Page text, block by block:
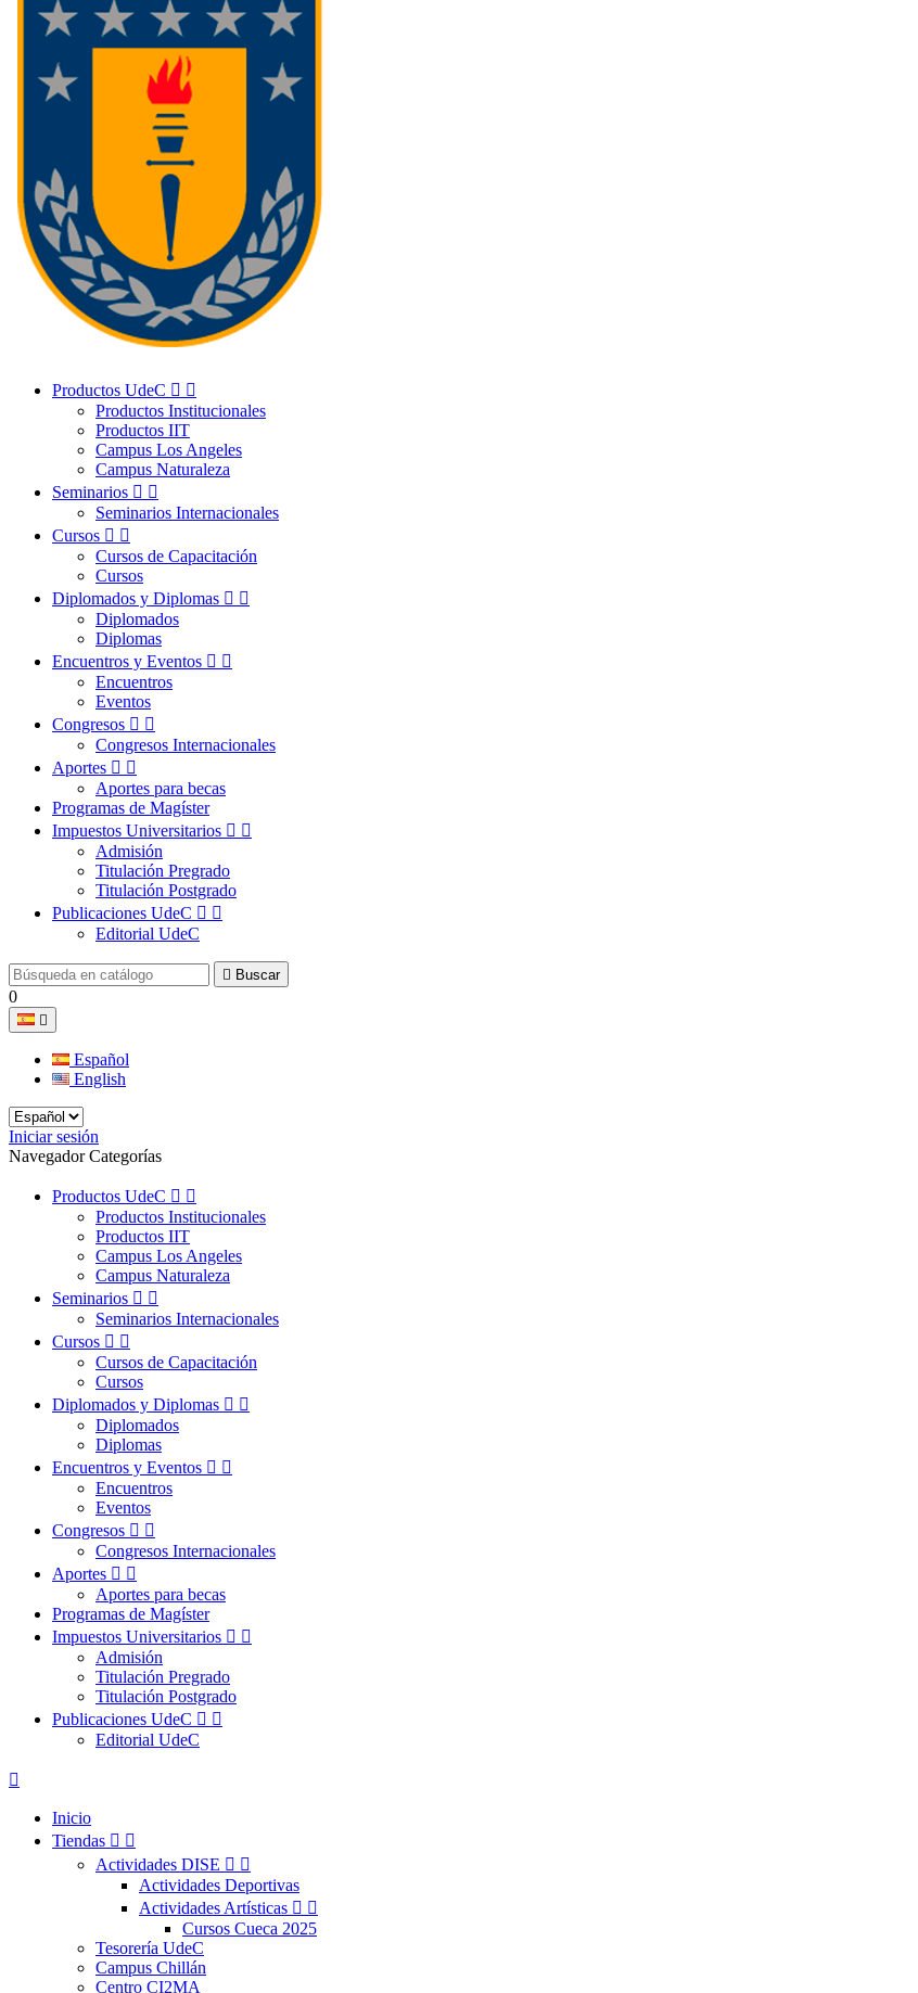
Productos UdeC  
Productos Institucionales
Productos IIT
Campus Los Angeles
Campus Naturaleza
Seminarios  
Seminarios Internacionales
Cursos  
Cursos de Capacitación
Cursos
Diplomados y Diplomas  
Diplomados
Diplomas
Encuentros y Eventos  
Encuentros
Eventos
Congresos  
Congresos Internacionales
Aportes  
Aportes para becas
Programas de Magíster
Impuestos Universitarios  
Admisión
Titulación Pregrado
Titulación Postgrado
Publicaciones UdeC  
Editorial UdeC
 Buscar
0

Español
English
Iniciar sesión
Navegador Categorías
Productos UdeC  
Productos Institucionales
Productos IIT
Campus Los Angeles
Campus Naturaleza
Seminarios  
Seminarios Internacionales
Cursos  
Cursos de Capacitación
Cursos
Diplomados y Diplomas  
Diplomados
Diplomas
Encuentros y Eventos  
Encuentros
Eventos
Congresos  
Congresos Internacionales
Aportes  
Aportes para becas
Programas de Magíster
Impuestos Universitarios  
Admisión
Titulación Pregrado
Titulación Postgrado
Publicaciones UdeC  
Editorial UdeC

Inicio
Tiendas  
Actividades DISE  
Actividades Deportivas
Actividades Artísticas  
Cursos Cueca 2025
Tesorería UdeC
Campus Chillán
Centro CI2MA